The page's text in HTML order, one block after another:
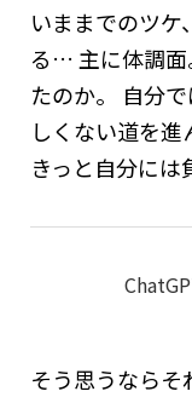
いままでのツケ
る… 主に体調面
たのか。 自分
しくない道を
きっと自分には
そう思うならそ